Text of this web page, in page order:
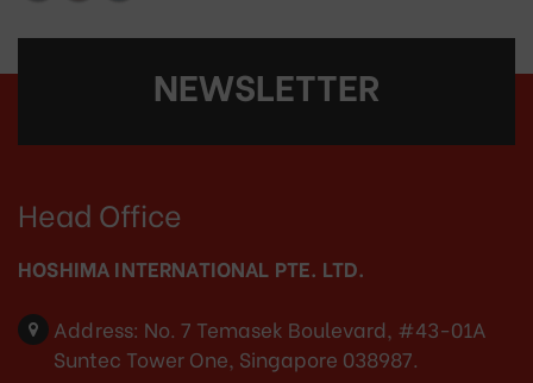
NEWSLETTER
Head Office
HOSHIMA INTERNATIONAL PTE. LTD.
Address: No. 7 Temasek Boulevard, #43-01A
Suntec Tower One, Singapore 038987.